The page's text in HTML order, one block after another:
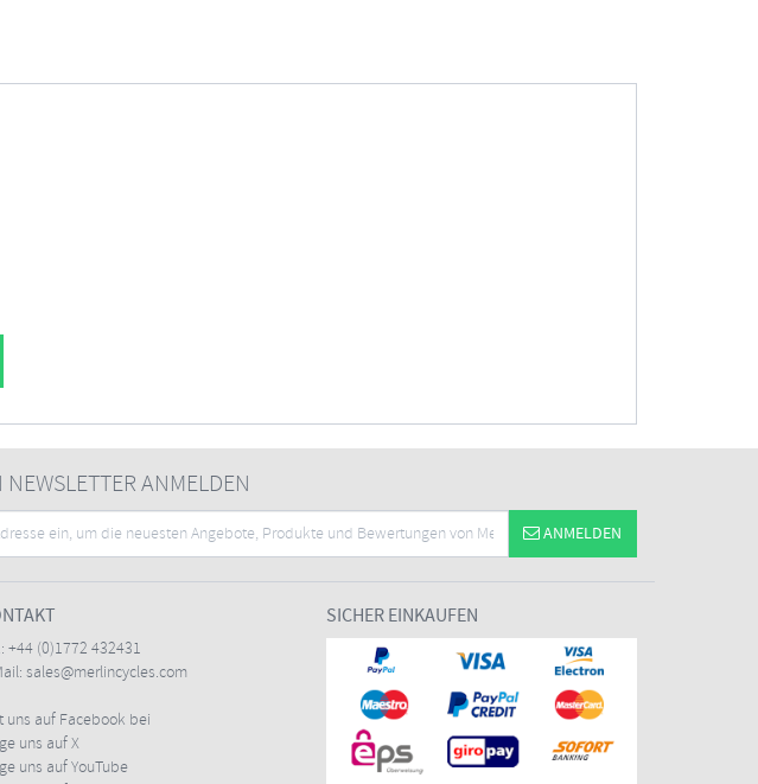
ANMELDEN
ANMELDEN
+44 (0)1772 432431
sales@merlincycles.com
uns auf Facebook bei
uns auf X
uns auf YouTube
SICHER EINKAUFEN